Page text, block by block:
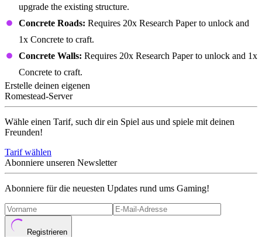
upgrade the existing structure.
Concrete Roads: Requires 20x Research Paper to unlock and
1x Concrete to craft.
Concrete Walls: Requires 20x Research Paper to unlock and 1x
Concrete to craft.
Erstelle deinen eigenen
Romestead-Server
Wähle einen Tarif, such dir ein Spiel aus und spiele mit deinen
Freunden!
Tarif wählen
Abonniere unseren Newsletter
Abonniere für die neuesten Updates rund ums Gaming!
Registrieren